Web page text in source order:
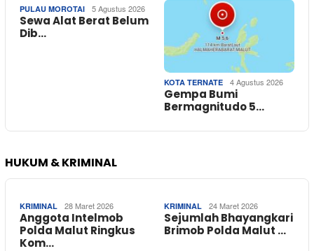
PULAU MOROTAI 5 Agustus 2026
Sewa Alat Berat Belum
Dib…
KOTA TERNATE 4 Agustus 2026
Gempa Bumi
Bermagnitudo 5…
HUKUM & KRIMINAL
KRIMINAL 28 Maret 2026
Anggota Intelmob
Polda Malut Ringkus
Kom…
KRIMINAL 24 Maret 2026
Sejumlah Bhayangkari
Brimob Polda Malut …